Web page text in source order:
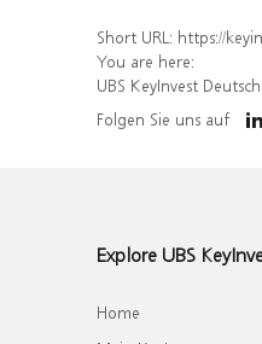
Short URL: https://keyinvest-
You are here:
UBS KeyInvest
Folgen Sie uns auf
Explore UBS
Home